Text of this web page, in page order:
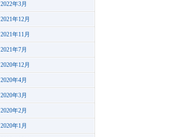
2022年3月
2021年12月
2021年11月
2021年7月
2020年12月
2020年4月
2020年3月
2020年2月
2020年1月